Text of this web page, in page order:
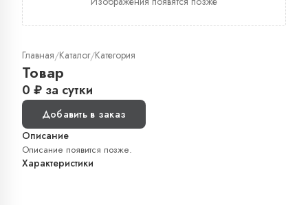
Главная/Каталог/Категория
Товар
0 ₽ за сутки
Добавить в заказ
Описание
Описание появится позже.
Характеристики